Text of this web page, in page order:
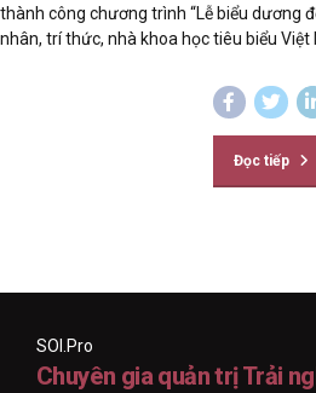
thành công chương trình “Lễ biểu dương
nhân, trí thức, nhà khoa học tiêu biểu Việt
Đọc tiếp
SOI.Pro
Chuyên gia quản trị Trải